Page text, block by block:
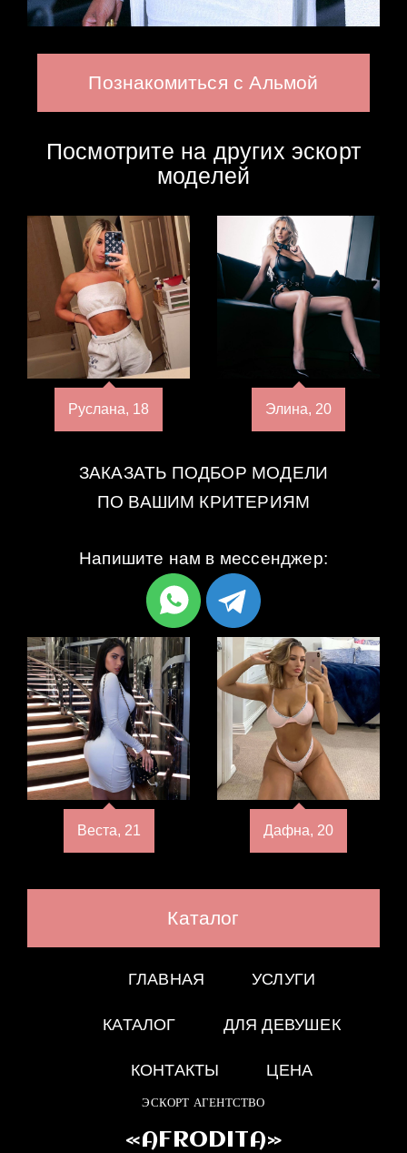
Познакомиться с Альмой
Посмотрите на других эскорт
моделей
Руслана, 18 Элина, 20
ЗАКАЗАТЬ ПОДБОР МОДЕЛИ
ПО ВАШИМ КРИТЕРИЯМ
Напишите нам в мессенджер:
Веста, 21 Дафна, 20
Каталог
ГЛАВНАЯ УСЛУГИ
КАТАЛОГ ДЛЯ ДЕВУШЕК
КОНТАКТЫ ЦЕНА
ЭСКОРТ АГЕНТСТВО
«AFRODITA»